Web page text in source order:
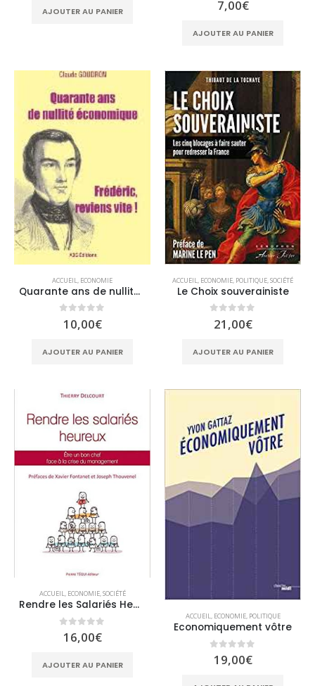
AJOUTER AU PANIER 7,00€
AJOUTER AU PANIER
ACCUEIL, ECONOMIE
Quarante ans de nullité économique
0sur 5
10,00€
AJOUTER AU PANIER
ACCUEIL, ECONOMIE, POLITIQUE,SOCIÉTÉ
Le Choix souverainiste
0sur 5
21,00€
AJOUTER AU PANIER
ACCUEIL, ECONOMIE,SOCIÉTÉ
Rendre les Salariés Heureux – Être un bon chef face à la crise du management
0sur 5
16,00€
AJOUTER AU PANIER
ACCUEIL, ECONOMIE, POLITIQUE
Economiquement vôtre
0sur 5
19,00€